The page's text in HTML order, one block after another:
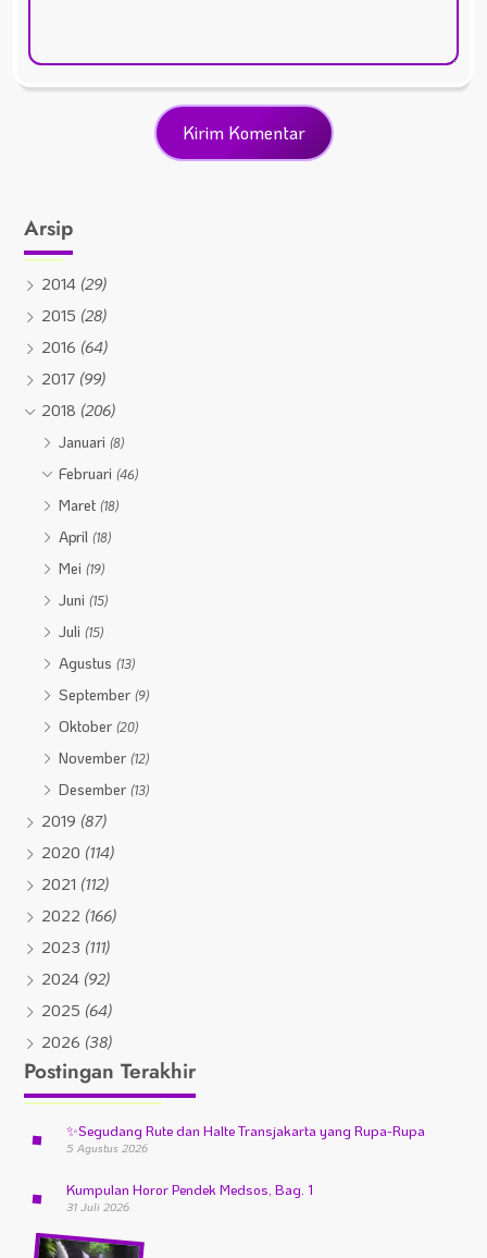
Arsip
2014 (29)
2015 (28)
2016 (64)
2017 (99)
2018 (206)
Januari(8)
Februari(46)
Maret(18)
April(18)
Mei(19)
Juni(15)
Juli(15)
Agustus(13)
September(9)
Oktober(20)
November(12)
Desember(13)
2019 (87)
2020 (114)
2021 (112)
2022 (166)
2023 (111)
2024 (92)
2025 (64)
2026 (38)
Postingan Terakhir
✨Segudang Rute dan Halte Transjakarta yang Rupa-Rupa
5 Agustus 2026
Kumpulan Horor Pendek Medsos, Bag. 1
31 Juli 2026